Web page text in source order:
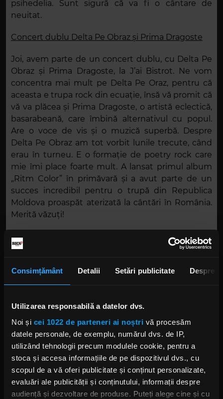
Consimțământ Detalii Setări publicitate Despre
Utilizarea responsabilă a datelor dvs.
Noi și cei 1022 de parteneri ai noștri vă procesăm
datele personale, de exemplu, numărul dvs. de IP,
utilizând tehnologii precum modulele cookie, pentru a
stoca și accesa informațiile de pe dispozitivul dvs., cu
scopul de a vă oferi publicitate și conținut personalizate,
evaluări ale publicității și conținutului, informații despre
audiență și dezvoltare de produse. Puteți alege cine și cu
psihedelia. Sunt sigură că va fi o cântare de
neuitat.
Concert dublu Delta Pe Obraz și Prima Dragoste
Joi, avem parte de un concert dublu, cu Delta Pe
Obraz și Prima Dragoste, la J’ai Bistrot. Ne vom
concentra mai mult pe Delta Pe Oraz, pentru că
aceasta e trupa rock din ecuație, însă vă promit că
vă va plăcea și Prima Dragoste, o artistă eclectică,
basarabeană, care îmbină alternativul cu popul.
Are o voce de vis și o muzică superbă. Despre
Delta Pe Obraz am tot vorbit lunile trecute, când
erau în turneu. E o formație de poetry rock care
mie îmi place foarte mult. A lansat primul album
„Ritm Color” în primăvară și a avut parte de un
succes incredibil pentru o trupă din Republica
Moldova proaspăt aterizată la cântări în România.
Merită văzuți!
Superlativele underground de la ARTmania
Și spuneam că revin la viața de fiică rătăcitoare
Sibiu! Vor cânta și trupe underground incredibile.
descriu stilul ca fiindmulti-metal, și Awake The
Demons, o trupă tânără de metal din Constanța,
sunt musai de văzut! În rest avem concerte Korn,
Spiritbox, The Flower Kings, Igorrr și multe alte
formații mari, care ne vor da pe spate.